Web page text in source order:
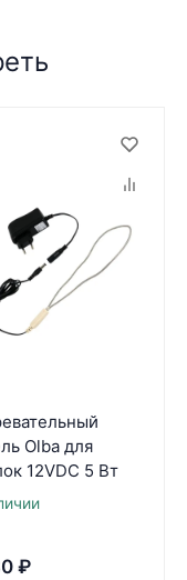
Olba для
12VDC 5 Вт
₽